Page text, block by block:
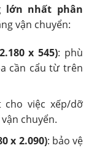
lớn nhất phân
vận chuyển:
x 545): phù
cần cẩu từ trên
cho việc xếp/dỡ
chuyển.
x 2.090): bảo vệ